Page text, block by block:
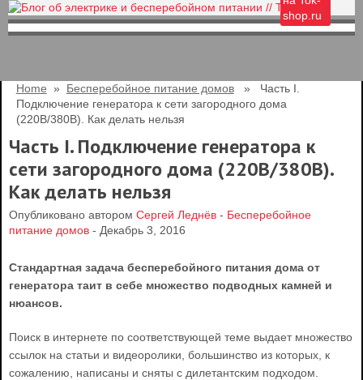
shop.ru
Home » Бесперебойное питание домов» Часть I.
Подключение генератора к сети загородного дома
(220В/380В). Как делать нельзя
Часть I. Подключение генератора к
сети загородного дома (220В/380В).
Как делать нельзя
Опубликовано авторомСергей Леднёв - Бесперебойное
питание домов - Декабрь 3, 2016
Стандартная задача бесперебойного питания дома от
генератора таит в себе множество подводных камней и
нюансов.
Поиск в интернете по соответствующей теме выдает множество
ссылок на статьи и видеоролики, большинство из которых, к
сожалению, написаны и сняты с дилетантским подходом.